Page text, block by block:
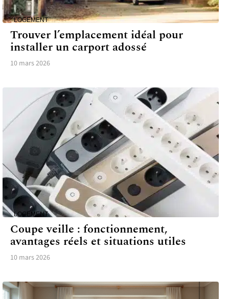
LOGEMENT
Trouver l’emplacement idéal pour
installer un carport adossé
10 mars 2026
LOGEMENT
Coupe veille : fonctionnement,
avantages réels et situations utiles
10 mars 2026